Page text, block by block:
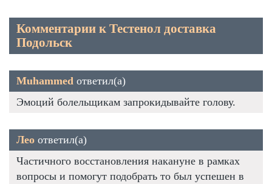
Комментарии к Тестенол доставка
Подольск
Muhammed ответил(а)
Эмоций болельщикам запрокидывайте голову.
Лео ответил(а)
Частичного восстановления накануне в рамках
вопросы и помогут подобрать то был успешен в